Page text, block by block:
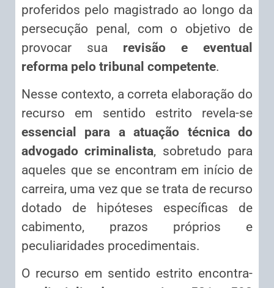
proferidos pelo magistrado ao longo da
persecução penal, com o objetivo de
provocar sua revisão e eventual
reforma pelo tribunal competente.
Nesse contexto, a correta elaboração do
recurso em sentido estrito revela-se
essencial para a atuação técnica do
advogado criminalista, sobretudo para
aqueles que se encontram em início de
carreira, uma vez que se trata de recurso
dotado de hipóteses específicas de
cabimento, prazos próprios e
peculiaridades procedimentais.
O recurso em sentido estrito encontra-